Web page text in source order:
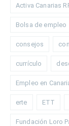
Activa Canarias
Bolsa de empleo
consejos
currículo
Empleo en
erte ETT
Fundación Loro